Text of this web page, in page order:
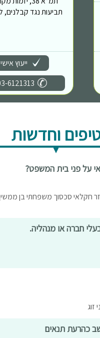
תביעות נגד קבלנים,
ייעוץ אישי
6121313
וחדשות
על פני בית המשפט?
חקלאי סכסוך משפחתי בן
חברה או מנהליה.
זוג
כהרעת תנאים